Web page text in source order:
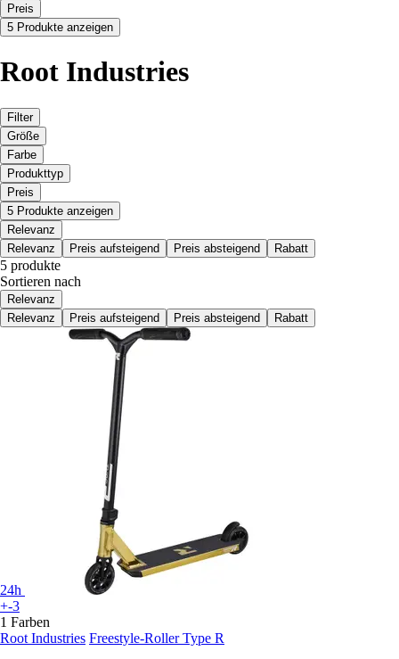
Preis
5 Produkte anzeigen
Root Industries
Filter
Größe
Farbe
Produkttyp
Preis
5 Produkte anzeigen
Relevanz
Relevanz
Preis aufsteigend Preis absteigend Rabatt
5 produkte
Sortieren nach
Relevanz
Relevanz
Preis aufsteigend Preis absteigend Rabatt
24h
+-3
1 Farben
Root Industries Freestyle-Roller Type R